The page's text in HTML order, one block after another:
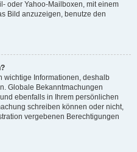
oder Yahoo-Mailboxen, mit einem
Bild anzuzeigen, benutze den
wichtige Informationen, deshalb
Globale Bekanntmachungen
ebenfalls in Ihrem persönlichen
schreiben können oder nicht,
vergebenen Berechtigungen